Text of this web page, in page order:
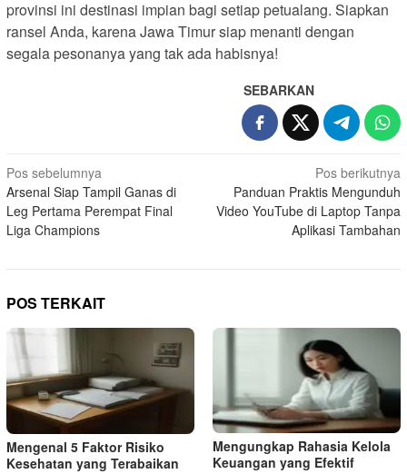
provinsi ini destinasi impian bagi setiap petualang. Siapkan
ransel Anda, karena Jawa Timur siap menanti dengan
segala pesonanya yang tak ada habisnya!
SEBARKAN
Navigasi
pos
Pos sebelumnya
Arsenal Siap Tampil Ganas di
Leg Pertama Perempat Final
Liga Champions
Pos berikutnya
Panduan Praktis Mengunduh
Video YouTube di Laptop Tanpa
Aplikasi Tambahan
POS TERKAIT
Mengenal 5 Faktor Risiko
Kesehatan yang Terabaikan
Mengungkap Rahasia Kelola
Keuangan yang Efektif